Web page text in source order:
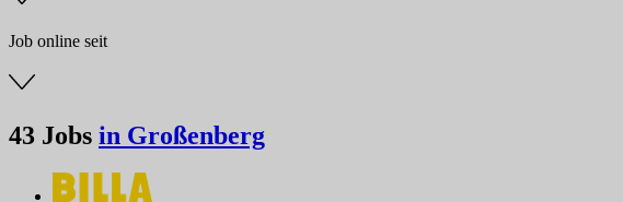
Job online seit
43 Jobs in Großenberg